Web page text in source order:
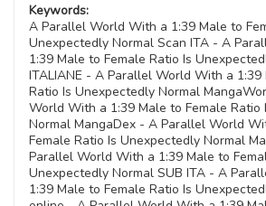
Keywords:
A Parallel World With a 1:39 Male to
Unexpectedly Normal Scan ITA - A
1:39 Male to Female Ratio Is
ITALIANE - A Parallel World With a 1:39
Ratio Is Unexpectedly Normal
World With a 1:39 Male to Female Ratio
Normal MangaDex - A Parallel World
Female Ratio Is Unexpectedly Normal
Parallel World With a 1:39 Male to
Unexpectedly Normal SUB ITA - A
1:39 Male to Female Ratio Is